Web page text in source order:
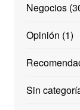
Negocios
Opinión (1)
Sin